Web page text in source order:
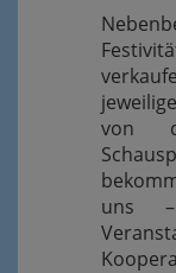
von
uns